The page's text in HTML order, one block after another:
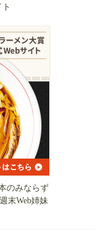
のみならず
末Web姉妹